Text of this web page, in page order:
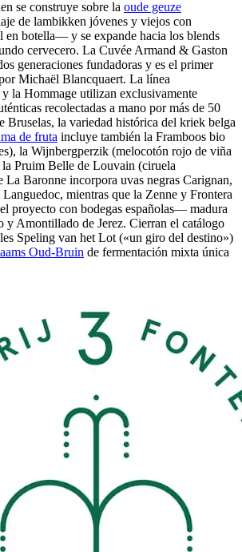
se construye sobre la oude geuze
de lambikken jóvenes y viejos con
en botella— y se expande hacia los blends
cervecero. La Cuvée Armand & Gaston
generaciones fundadoras y es el primer
Michaël Blancquaert. La línea
y la Hommage utilizan exclusivamente
recolectadas a mano por más de 50
Bruselas, la variedad histórica del kriek belga
de fruta incluye también la Framboos bio
la Wijnbergperzik (melocotón rojo de viña
Pruim Belle de Louvain (ciruela
Baronne incorpora uvas negras Carignan,
mientras que la Zenne y Frontera
proyecto con bodegas españolas— madura
y Amontillado de Jerez. Cierran el catálogo
Speling van het Lot («un giro del destino»)
Oud-Bruin de fermentación mixta única